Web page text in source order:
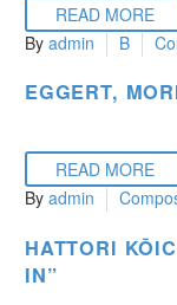
READ MORE
By admin B
EGGERT,
READ MORE
By admin
HATTORI
IN”